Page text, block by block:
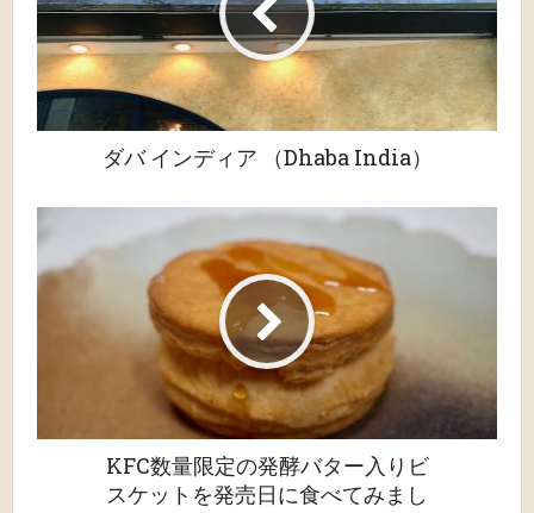
ダバ インディア （Dhaba India）
KFC数量限定の発酵バター入りビ
スケットを発売日に食べてみまし